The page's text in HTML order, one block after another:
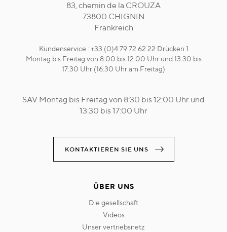
83, chemin de la CROUZA
73800 CHIGNIN
Frankreich
Kundenservice : +33 (0)4 79 72 62 22 Drücken 1
Montag bis Freitag von 8:00 bis 12:00 Uhr und 13:30 bis
17:30 Uhr (16:30 Uhr am Freitag)
SAV Montag bis Freitag von 8:30 bis 12:00 Uhr und
13:30 bis 17:00 Uhr
KONTAKTIEREN SIE UNS
ÜBER UNS
die gesellschaft
videos
unser vertriebsnetz